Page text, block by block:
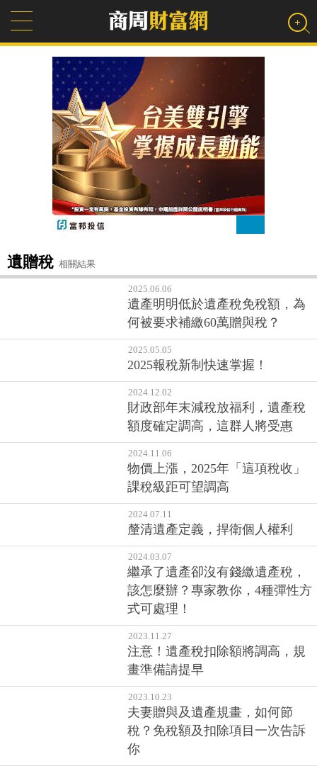
遺贈稅 相關結果
2025.06.06
遺產明明低於遺產稅免稅額，為
何被要求補繳60萬贈與稅？
2025.05.05
2025報稅新制快速掌握！
2024.12.02
財政部年末減稅放福利，遺產稅
額度確定調高，這群人將受惠
2024.11.06
物價上漲，2025年「這項稅收」
課稅級距可望調高
2024.07.11
釐清遺產定義，捍衛個人權利
2024.03.07
繼承了遺產卻沒有錢繳遺產稅，
該怎麼辦？專家教你，4種彈性方
式可處理！
2023.11.27
注意！遺產稅扣除額將調高，規
畫準備請提早
2023.10.23
夫妻贈與及遺產規畫，如何節
稅？免稅額及扣除項目一次告訴
你